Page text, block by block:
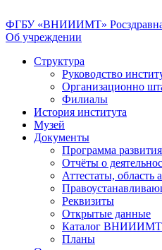
ФГБУ «ВНИИИМТ»
Об учреждении
Структура
Руководство
Организационно
Филиалы
История института
Музей
Документы
Программа
Отчёты о
Аттестаты, область
Реквизиты
Открытые данные
Каталог ВНИИИМТ
Планы